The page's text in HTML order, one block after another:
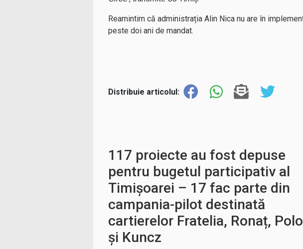
Reamintim că administrația Alin Nica nu are în
peste doi ani de mandat.
Distribuie articolul:
117 proiecte au fost depuse
pentru bugetul participativ al
Timișoarei – 17 fac parte din
campania-pilot destinată
cartierelor Fratelia, Ronaț,
și Kuncz